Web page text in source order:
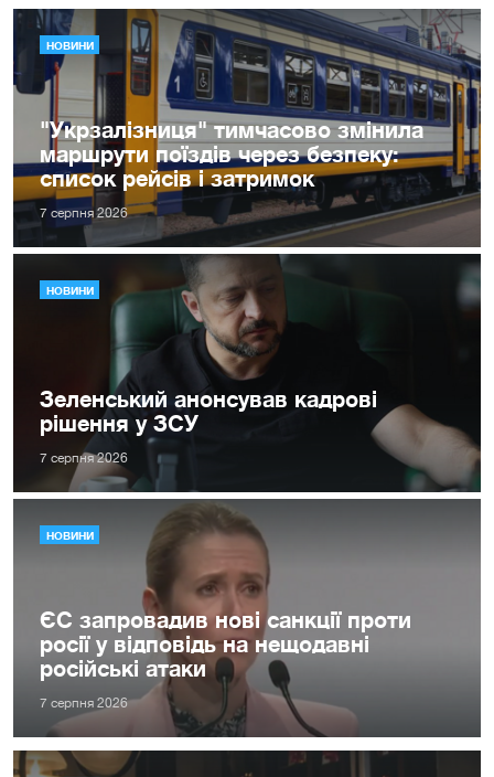
НОВИНИ
"Укрзалізниця" тимчасово змінила
маршрути поїздів через безпеку:
список рейсів і затримок
7 серпня 2026
НОВИНИ
Зеленський анонсував кадрові
рішення у ЗСУ
7 серпня 2026
НОВИНИ
ЄС запровадив нові санкції проти
росії у відповідь на нещодавні
російські атаки
7 серпня 2026